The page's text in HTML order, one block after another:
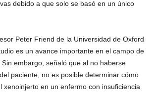
debido a que solo se basó en un único
Peter Friend de la Universidad de Oxford
es un avance importante en el campo de
embargo, señaló que al no haberse
paciente, no es posible determinar cómo
xenoinjerto en un enfermo con insuficiencia